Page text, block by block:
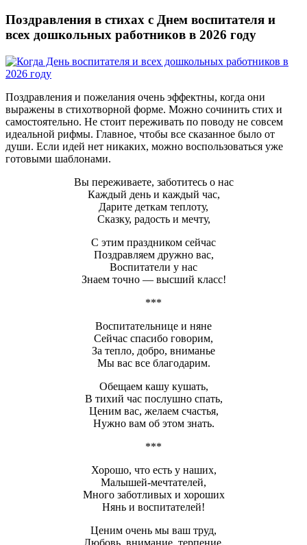
Поздравления в стихах с Днем воспитателя и
всех дошкольных работников в 2026 году
Поздравления и пожелания очень эффектны, когда они
выражены в стихотворной форме. Можно сочинить стих и
самостоятельно. Не стоит переживать по поводу не совсем
идеальной рифмы. Главное, чтобы все сказанное было от
души. Если идей нет никаких, можно воспользоваться уже
готовыми шаблонами.
Вы переживаете, заботитесь о нас
Каждый день и каждый час,
Дарите деткам теплоту,
Сказку, радость и мечту,
С этим праздником сейчас
Поздравляем дружно вас,
Воспитатели у нас
Знаем точно ― высший класс!
***
Воспитательнице и няне
Сейчас спасибо говорим,
За тепло, добро, вниманье
Мы вас все благодарим.
Обещаем кашу кушать,
В тихий час послушно спать,
Ценим вас, желаем счастья,
Нужно вам об этом знать.
***
Хорошо, что есть у наших,
Малышей-мечтателей,
Много заботливых и хороших
Нянь и воспитателей!
Ценим очень мы ваш труд,
Любовь, внимание, терпение.